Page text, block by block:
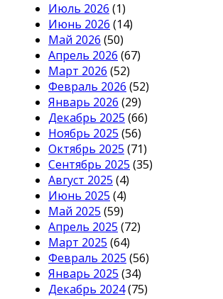
Июль 2026 (1)
Июнь 2026 (14)
Май 2026 (50)
Апрель 2026 (67)
Март 2026 (52)
Февраль 2026 (52)
Январь 2026 (29)
Декабрь 2025 (66)
Ноябрь 2025 (56)
Октябрь 2025 (71)
Сентябрь 2025 (35)
Август 2025 (4)
Июнь 2025 (4)
Май 2025 (59)
Апрель 2025 (72)
Март 2025 (64)
Февраль 2025 (56)
Январь 2025 (34)
Декабрь 2024(75)